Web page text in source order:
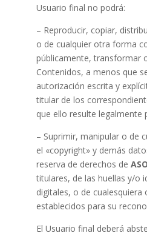
Usuario final no podrá:
– Reproducir, copiar,
o de cualquier otra forma
públicamente, transformar
Contenidos, a menos que
autorización escrita y
titular de los
que ello resulte legalmente
– Suprimir, manipular o de
el «copyright» y demás
reserva de derechos de
titulares, de las huellas y/o
digitales, o de
establecidos para su
El Usuario final deberá